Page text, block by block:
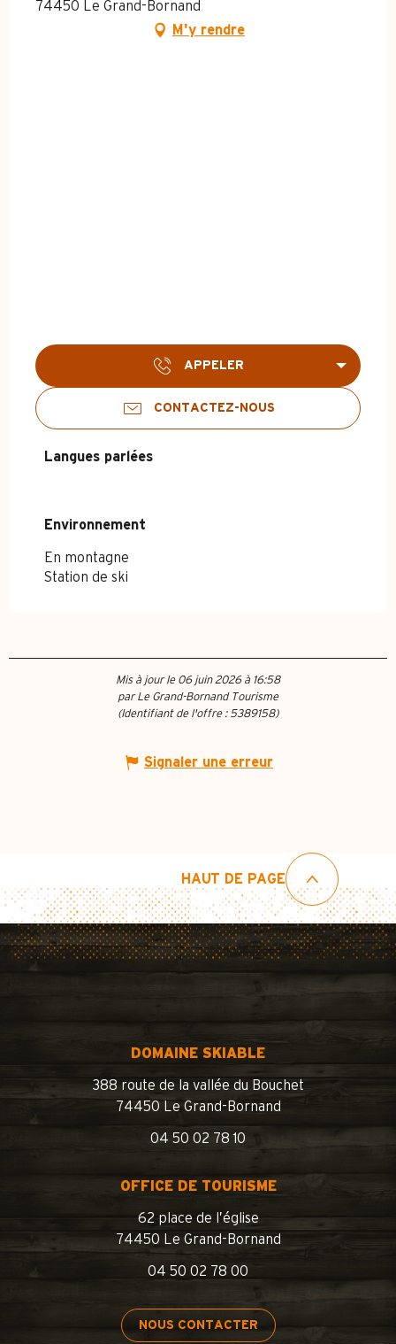
74450 Le Grand-Bornand
M'y rendre
APPELER
CONTACTEZ-NOUS
Langues parlées
Langues parlées
Environnement
Environnement
En montagne
Station de ski
Mis à jour le 06 juin 2026 à 16:58
par Le Grand-Bornand Tourisme
(Identifiant de l'offre : 5389158)
Signaler une erreur
HAUT DE PAGE
DOMAINE SKIABLE
388 route de la vallée du Bouchet
74450 Le Grand-Bornand
04 50 02 78 10
OFFICE DE TOURISME
62 place de l’église
74450 Le Grand-Bornand
04 50 02 78 00
NOUS CONTACTER